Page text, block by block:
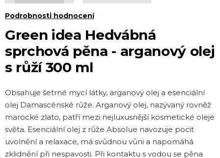
Green idea Hedvábná
sprchová pěna - arganový olej
s růží 300 ml
Průměrné
hodnocení
produktu
je
5,0
hvězdiček.
Podrobnosti hodnocení
Obsahuje šetrné mycí látky, arganový olej a esenciální
olej Damascénské růže. Arganový olej, nazývaný rovněž
marocké zlato, patří mezi nejluxusnější kosmetické oleje
světa. Esenciální olej z růže Absolue navozuje pocit
uvolnění a relaxace, má svůdnou vůni a napomáhá
zklidnění při nespavosti. Při kontaktu s vodou se pěna